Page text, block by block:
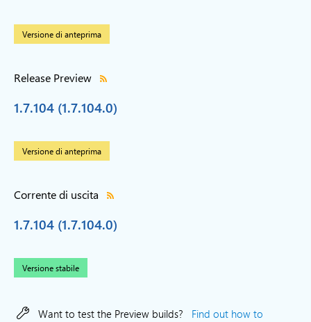
Versione di anteprima
Release Preview
1.7.104 (1.7.104.0)
Versione di anteprima
Corrente di uscita
1.7.104 (1.7.104.0)
Versione stabile
Want to test the Preview builds? Find out how to